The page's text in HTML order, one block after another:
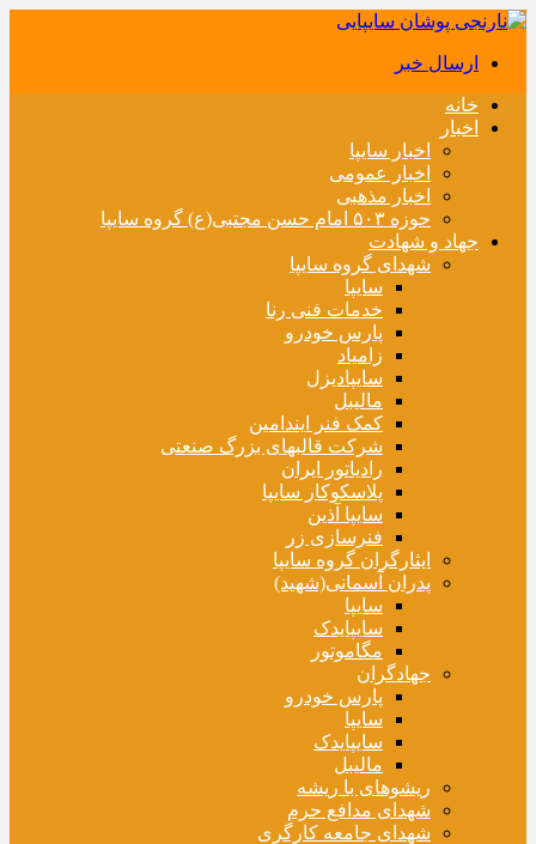
ارسال خبر
خانه
اخبار
اخبار سایپا
اخبار عمومی
اخبار مذهبی
حوزه ۵۰۳ امام حسن مجتبی(ع) گروه سایپا
جهاد و شهادت
شهدای گروه سایپا
سایپا
خدمات فنی رنا
پارس خودرو
زامیاد
سایپادیزل
مالیبل
کمک فنر ایندامین
شرکت قالبهای بزرگ صنعتی
رادیاتور ایران
پلاسکوکار سایپا
سایپا آذین
فنرسازی زر
ایثارگران گروه سایپا
پدران آسمانی(شهید)
سایپا
سایپایدک
مگاموتور
جهادگران
پارس خودرو
سایپا
سایپایدک
مالیبل
ریشوهای با ریشه
شهدای مدافع حرم
شهدای جامعه کارگری